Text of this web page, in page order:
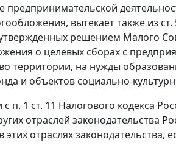
предпринимательской
вытекает также из ст.
решением Малого
о целевых сборах с
территории, на нужды
и объектов социально-
с п. 1 ст. 11 Налогового кодекса
отраслей законодательства
этих отраслях